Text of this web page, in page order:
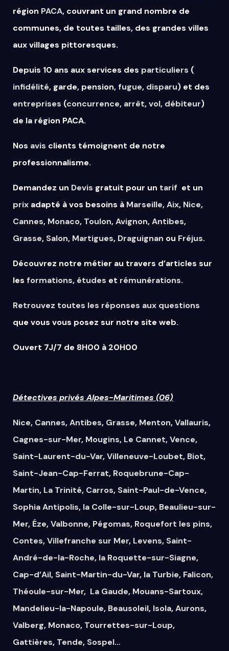
région PACA, couvrant un grand nombre de
communes, de toutes tailles, des grandes villes
aux villages pittoresques.
Depuis 10 ans aux services des particuliers (
infidélité, garde, pension,fugue, disparu) et des
entreprises (concurrence, arrêt,vol, débiteur)
de la région PACA.
Nos avis clients témoignent de notre
professionnalisme.
Demandez un Devis gratuit pour un tarif et un
prix adapté à vos besoins à Marseille,Aix, Nice,
Cannes, Monaco, Toulon,Avignon,Antibes,
Grasse, Salon, Martigues, Draguignan ou Fréjus.
Découvrez notre métier au travers d’articles sur
les formations, études et rémunérations.
Retrouvez toutes les réponses aux questions
que vous vous posez sur notre site web.
Ouvert 7J/7 de 8H00 à 20H00
Détectives privés Alpes-Maritimes (06)
Nice, Cannes,Antibes, Grasse, Menton,Vallauris,
Cagnes-sur-Mer, Mougins, Le Cannet,Vence,
Saint-Laurent-du-Var,Villeneuve-Loubet, Biot,
Saint-Jean-Cap-Ferrat, Roquebrune-Cap-
Martin, La Trinité, Carros, Saint-Paul-de-Vence,
Sophia Antipolis, la Colle-sur-Loup, Beaulieu-sur-
Mer, Éze,Valbonne, Pégomas, Roquefort les pins,
Contes,Villefranche sur Mer, Levens, Saint-
André-de-la-Roche, la Roquette-sur-Siagne,
Cap-d’Ail, Saint-Martin-du-Var, la Turbie, Falicon,
Théoule-sur-Mer, La Gaude, Mouans-Sartoux,
Mandelieu-la-Napoule, Beausoleil, Isola,Aurons,
Valberg, Monaco, Tourrettes-sur-Loup,
Gattières, Tende, Sospel…